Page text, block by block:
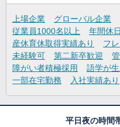
上場企業 グローバル企業
従業員1000名以上
年間休
産休育休取得実績あり
フ
未経験可
第二新卒歓迎
障がい者積極採用
語学が
一部在宅勤務
入社実績あり
平日夜の時間